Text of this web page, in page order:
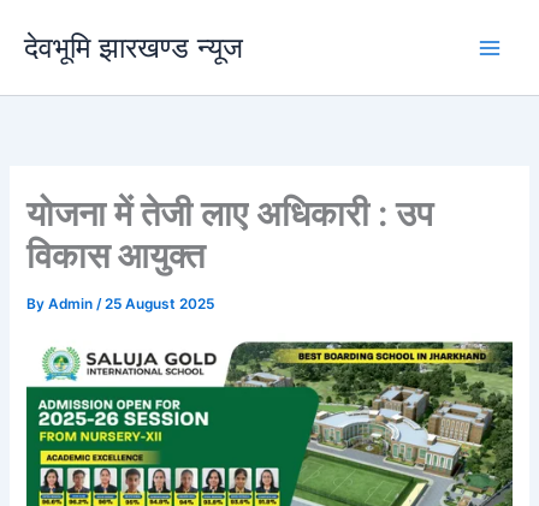
content
देवभूमि झारखण्ड न्यूज
योजना में तेजी लाए अधिकारी : उप
विकास आयुक्त
ByAdmin/25 August 2025